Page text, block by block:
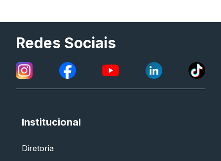
Redes Sociais
Institucional
Diretoria